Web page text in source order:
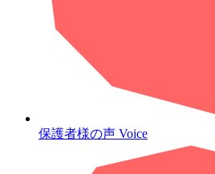
保護者様の声 Voice